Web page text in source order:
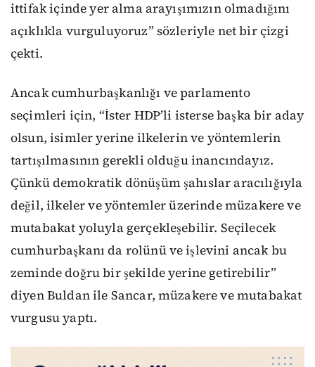
ittifak içinde yer alma arayışımızın olmadığını
açıklıkla vurguluyoruz” sözleriyle net bir çizgi
çekti.
Ancak cumhurbaşkanlığı ve parlamento
seçimleri için, “İster HDP’li isterse başka bir aday
olsun, isimler yerine ilkelerin ve yöntemlerin
tartışılmasının gerekli olduğu inancındayız.
Çünkü demokratik dönüşüm şahıslar aracılığıyla
değil, ilkeler ve yöntemler üzerinde müzakere ve
mutabakat yoluyla gerçekleşebilir. Seçilecek
cumhurbaşkanı da rolünü ve işlevini ancak bu
zeminde doğru bir şekilde yerine getirebilir”
diyen Buldan ile Sancar, müzakere ve mutabakat
vurgusu yaptı.